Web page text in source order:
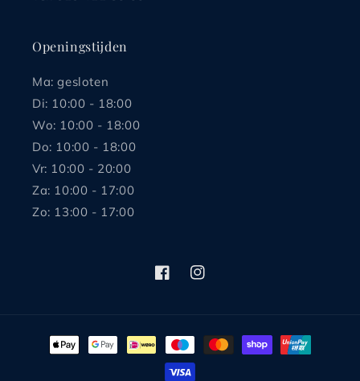
Openingstijden
Ma: gesloten
Di: 10:00 - 18:00
Wo: 10:00 - 18:00
Do: 10:00 - 18:00
Vr: 10:00 - 20:00
Za: 10:00 - 17:00
Zo: 13:00 - 17:00
FacebookInstagram
Betaalmethoden